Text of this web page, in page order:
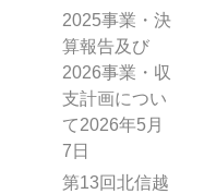
2025事業・決
算報告及び
2026事業・収
支計画につい
て2026年5月
7日
第13回北信越